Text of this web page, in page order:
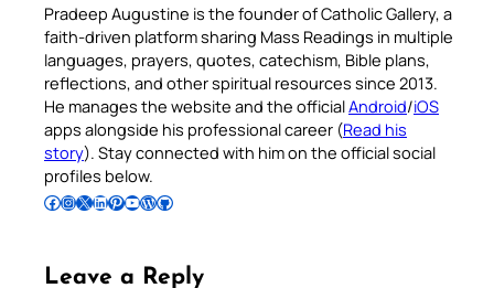
Pradeep Augustine is the founder of Catholic Gallery, a
faith-driven platform sharing Mass Readings in multiple
languages, prayers, quotes, catechism, Bible plans,
reflections, and other spiritual resources since 2013.
He manages the website and the officialAndroid/iOS
apps alongside his professional career (Read his
story). Stay connected with him on the official social
profiles below.
Follow Pradeep on Facebook Follow Pradeep on InstagramFollow Pradeep on X Follow Pradeep on LinkedIn Follow Pradeep on Pinterest Subscribe to Pradeep’s Youtube Channel Follow Pradeep on WordPress Follow Pradeep on GitHub
Leave a Reply